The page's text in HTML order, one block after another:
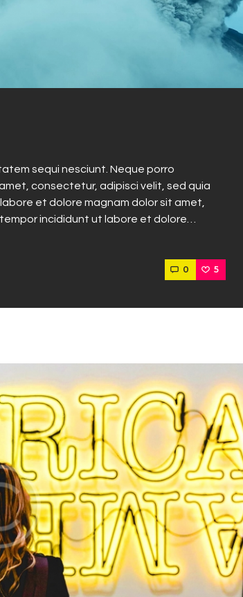
sequi nesciunt. Neque porro
consectetur, adipisci velit, sed quia
et dolore magnam dolor sit amet,
incididunt ut labore et dolore…
0 5